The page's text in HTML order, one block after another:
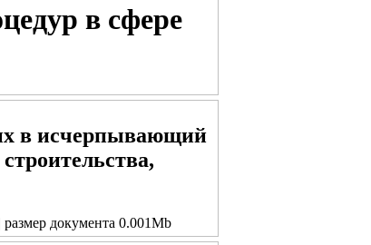
в сфере
в исчерпывающий
размер документа 0.001Mb